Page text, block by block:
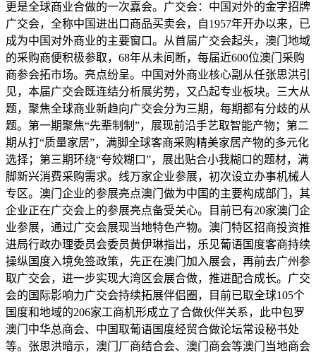
更是全球商业合做的一次嘉会。广交会：中国对外的金字招牌
广交会，全称中国进出口商品买卖会，自1957年开办以来，已
成为中国对外商业的主要窗口。从首届广交会起头，澳门地域
的采购商便积极参取，68年从未间断，每届近600位澳门采购
商参会拓市场。亮点纷呈。中国对外商业核心副从任张思洪引
见，本届广交会既连结分析展劣势，又凸起专业板块。三大从
题，聚焦全球商业新趋向广交会分为三期，每期都有分歧的从
题。第一期聚焦“先辈制制”，展现前沿手艺取智能产物；第二
期从打“质量家居”，满脚全球客商采购精美家居产物的多元化
选择；第三期环绕“夸姣糊口”，展出贴合小我糊口的题材，满
脚新兴消费采购需求。线万家企业参展，初次设立办事机械人
专区。澳门企业的参展亮点澳门做为中国的主要构成部门，其
企业正在广交会上的参展亮点备受关心。目前已有20家澳门企
业参展，通过广交会展现当地特色产物。澳门特区招商投资推
进局行政办理委员会委员黄伊琳指出，乐见葡语国度客商持续
操纵国度入境免签政策，先正在澳门加入展会，再前去广州参
取广交会，进一步实现大湾区会展合做，推进配合成长。广交
会的国际影响力广交会持续拓展伴侣圈，目前已取全球105个
国度和地域的206家工商机形成立了合做伙伴关系，此中包罗
澳门中华总商会、中国取葡语国度经贸合做论坛常设秘书处
等。张思洪暗示，澳门厂商结合会、澳门商会等澳门当地商会